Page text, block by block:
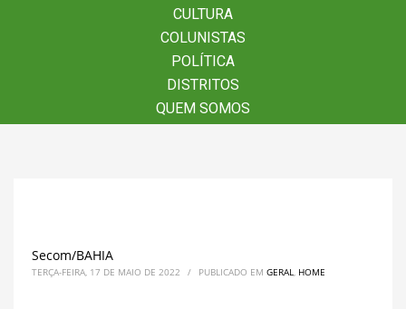
CULTURA
COLUNISTAS
POLÍTICA
DISTRITOS
QUEM SOMOS
CULTURA
COLUNISTAS
POLÍTICA
DISTRITOS
QUEM SOMOS
Secom/BAHIA
TERÇA-FEIRA, 17 DE MAIO DE 2022 / PUBLICADO EM GERAL, HOME